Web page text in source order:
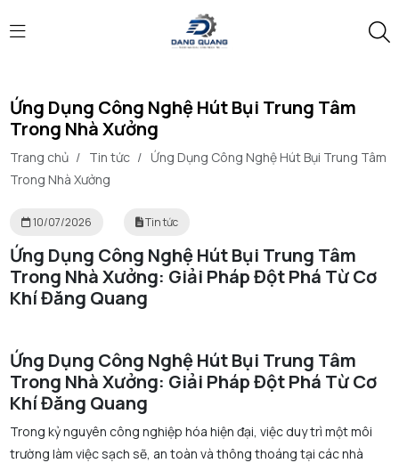
Ứng Dụng Công Nghệ Hút Bụi Trung Tâm
Trong Nhà Xưởng
Trang chủ / Tin tức /
Ứng Dụng Công Nghệ Hút Bụi Trung Tâm
Trong Nhà Xưởng
10/07/2026 Tin tức
Ứng Dụng Công Nghệ Hút Bụi Trung Tâm
Trong Nhà Xưởng: Giải Pháp Đột Phá Từ Cơ
Khí Đăng Quang
Ứng Dụng Công Nghệ Hút Bụi Trung Tâm
Trong Nhà Xưởng: Giải Pháp Đột Phá Từ Cơ
Khí Đăng Quang
Trong kỷ nguyên công nghiệp hóa hiện đại, việc duy trì một môi
trường làm việc sạch sẽ, an toàn và thông thoáng tại các nhà